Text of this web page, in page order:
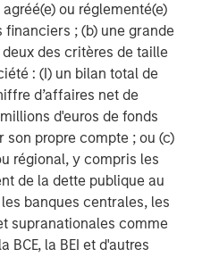
ou réglementé(e)
; (b) une grande
des critères de taille
: (I) un bilan total de
d’affaires net de
d'euros de fonds
son propre compte ; ou (c)
régional, y compris les
de la dette publique au
banques centrales, les
supranationales comme
BCE, la BEI et d'autres
the global economy to
of 2026, then re-
However, within this
growth will diverge with
strong, Europe’s
and Australia re-
continuing to deflate.
resilient high-income
productivity will lead to
in job growth. In